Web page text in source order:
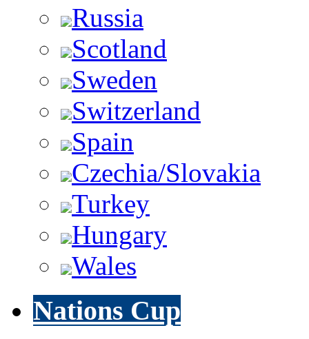
Russia
Scotland
Sweden
Switzerland
Spain
Czechia/Slovakia
Turkey
Hungary
Wales
Nations Cup